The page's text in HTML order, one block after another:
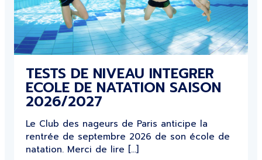
TESTS DE NIVEAU INTEGRER
ECOLE DE NATATION SAISON
2026/2027
Le Club des nageurs de Paris anticipe la
rentrée de septembre 2026 de son école de
natation. Merci de lire […]